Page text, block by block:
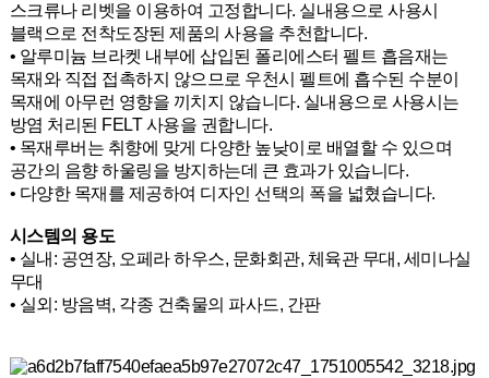
스크류나 리벳을 이용하여 고정합니다. 실내용으로 사용시
블랙으로 전착도장된 제품의 사용을 추천합니다.
• 알루미늄 브라켓 내부에 삽입된 폴리에스터 펠트 흡음재는
목재와 직접 접촉하지 않으므로 우천시 펠트에 흡수된 수분이
목재에 아무런 영향을 끼치지 않습니다. 실내용으로 사용시는
방염 처리된 FELT 사용을 권합니다.
• 목재루버는 취향에 맞게 다양한 높낮이로 배열할 수 있으며
공간의 음향 하울링을 방지하는데 큰 효과가 있습니다.
• 다양한 목재를 제공하여 디자인 선택의 폭을 넓혔습니다.
시스템의 용도
• 실내: 공연장, 오페라 하우스, 문화회관, 체육관 무대, 세미나실
무대
• 실외: 방음벽, 각종 건축물의 파사드, 간판